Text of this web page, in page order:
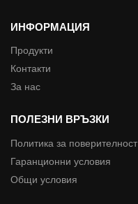
ИНФОРМАЦИЯ
Продукти
Контакти
За нас
ПОЛЕЗНИ ВРЪЗКИ
Политика за поверителност
Гаранционни условия
Общи условия